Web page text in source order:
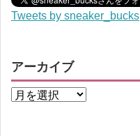
Tweets by sneaker_bucks
アーカイブ